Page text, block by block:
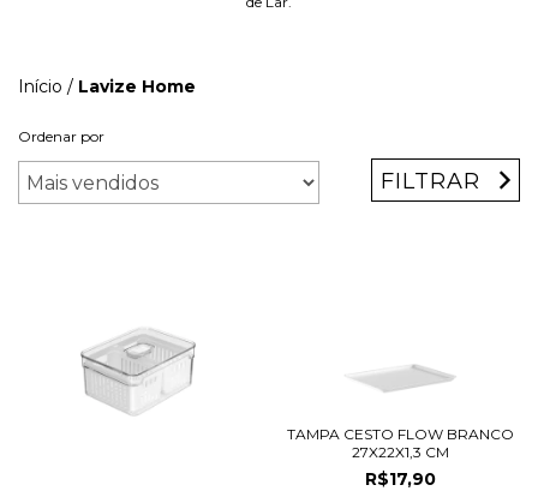
Início / Lavize Home
Ordenar por
FILTRAR
TAMPA CESTO FLOW BRANCO
27X22X1,3 CM
R$17,90